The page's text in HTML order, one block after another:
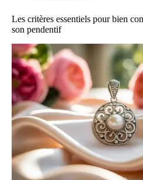
Les critères essentiels pour bien
son pendentif